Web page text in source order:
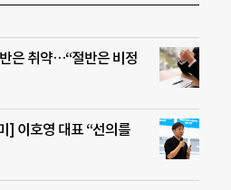
은 취약…“절반은 비정
] 이호영 대표 “선의를